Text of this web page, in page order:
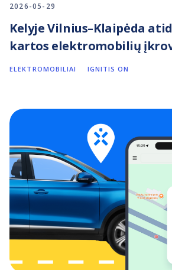
2026-05-29
Kelyje Vilnius–Klaipėda
kartos elektromobilių
ELEKTROMOBILIAI IGNITIS ON